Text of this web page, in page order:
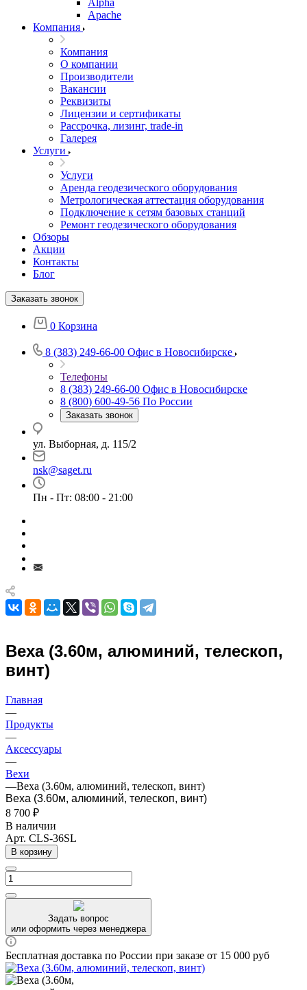
Alpha
Apache
Компания
Компания
О компании
Производители
Вакансии
Реквизиты
Лицензии и сертификаты
Рассрочка, лизинг, trade-in
Галерея
Услуги
Услуги
Аренда геодезического оборудования
Метрологическая аттестация оборудования
Подключение к сетям базовых станций
Ремонт геодезического оборудования
Обзоры
Акции
Контакты
Блог
Заказать звонок
0 Корзина
8 (383) 249-66-00 Офис в Новосибирске
Телефоны
8 (383) 249-66-00 Офис в Новосибирске
8 (800) 600-49-56 По России
Заказать звонок
ул. Выборная, д. 115/2
nsk@saget.ru
Пн - Пт: 08:00 - 21:00
Веха (3.60м, алюминий, телескоп,
винт)
Главная
—
Продукты
—
Аксессуары
—
Вехи
—Веха (3.60м, алюминий, телескоп, винт)
Веха (3.60м, алюминий, телескоп, винт)
8 700 ₽
В наличии
Арт. CLS-36SL
В корзину
Задать вопрос
или оформить через менеджера
Бесплатная доставка по России при заказе от 15 000 руб